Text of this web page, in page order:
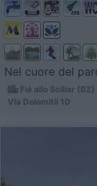
Nel cuore del
Fié allo Sciliar
Via Dolomitii 10